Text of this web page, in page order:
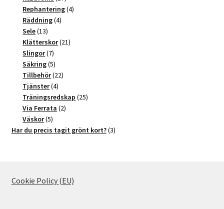
produkter
Rephantering 44
Räddning 44
Sele 1313
produkter
Klätterskor 2121
Slingor 77
produkter
Säkring 55
produkter
Tillbehör 2222
Tjänster 44
produkter
Träningsredskap 2525
Via Ferrata 22
Väskor 55
produkter
Har du precis tagit grönt kort? 33
Cookie Policy (EU)